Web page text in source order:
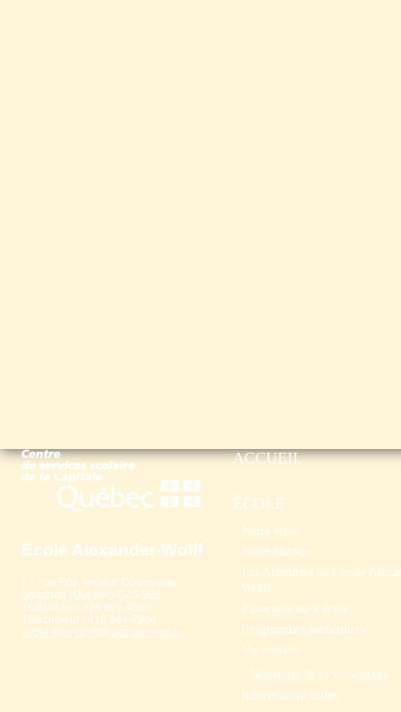
École Alexander-Wolff
17, rue Roy, secteur Courcelette
Shannon (Québec) G3S 0E8
Téléphone : 418 686-4669
Télécopieur : 418 844-7904
ecole.alex-wolff@cssc.gouv.qc.ca
ACCUEIL
ÉCOLE
Notre école
Notre histoire
Les Armoiries de l’école
Wolff
Panorama sur l’école
Programmes particuliers
Vie scolaire
Nouvelles de la vie scolaire
Informations utiles